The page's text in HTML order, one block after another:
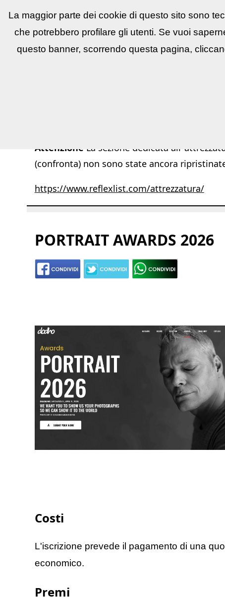
ReflexLIST▼ News e utility ▼
Attenzione La sezione dedicata
(confronta) non sono state ancora
https://www.reflexlist.com/attrezzatura/
PORTRAIT AWARDS 2026
Costi
L'iscrizione prevede il pagamento di una
economico.
Premi
La maggior parte dei cookie di questo sito sono
che potrebbero profilare gli utenti. Se vuoi
questo banner, scorrendo questa pagina,